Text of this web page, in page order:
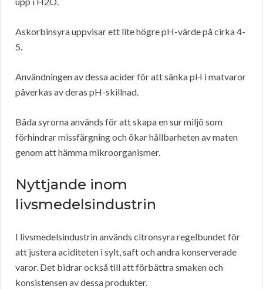
Askorbinsyra uppvisar ett lite högre pH-värde på cirka 4-
5.
Användningen av dessa acider för att sänka pH i matvaror
påverkas av deras pH-skillnad.
Båda syrorna används för att skapa en sur miljö som
förhindrar missfärgning och ökar hållbarheten av maten
genom att hämma mikroorganismer.
Nyttjande inom
livsmedelsindustrin
I livsmedelsindustrin används citronsyra regelbundet för
att justera aciditeten i sylt, saft och andra konserverade
varor. Det bidrar också till att förbättra smaken och
konsistensen av dessa produkter.